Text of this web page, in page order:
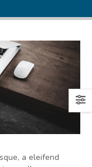
a eleifend